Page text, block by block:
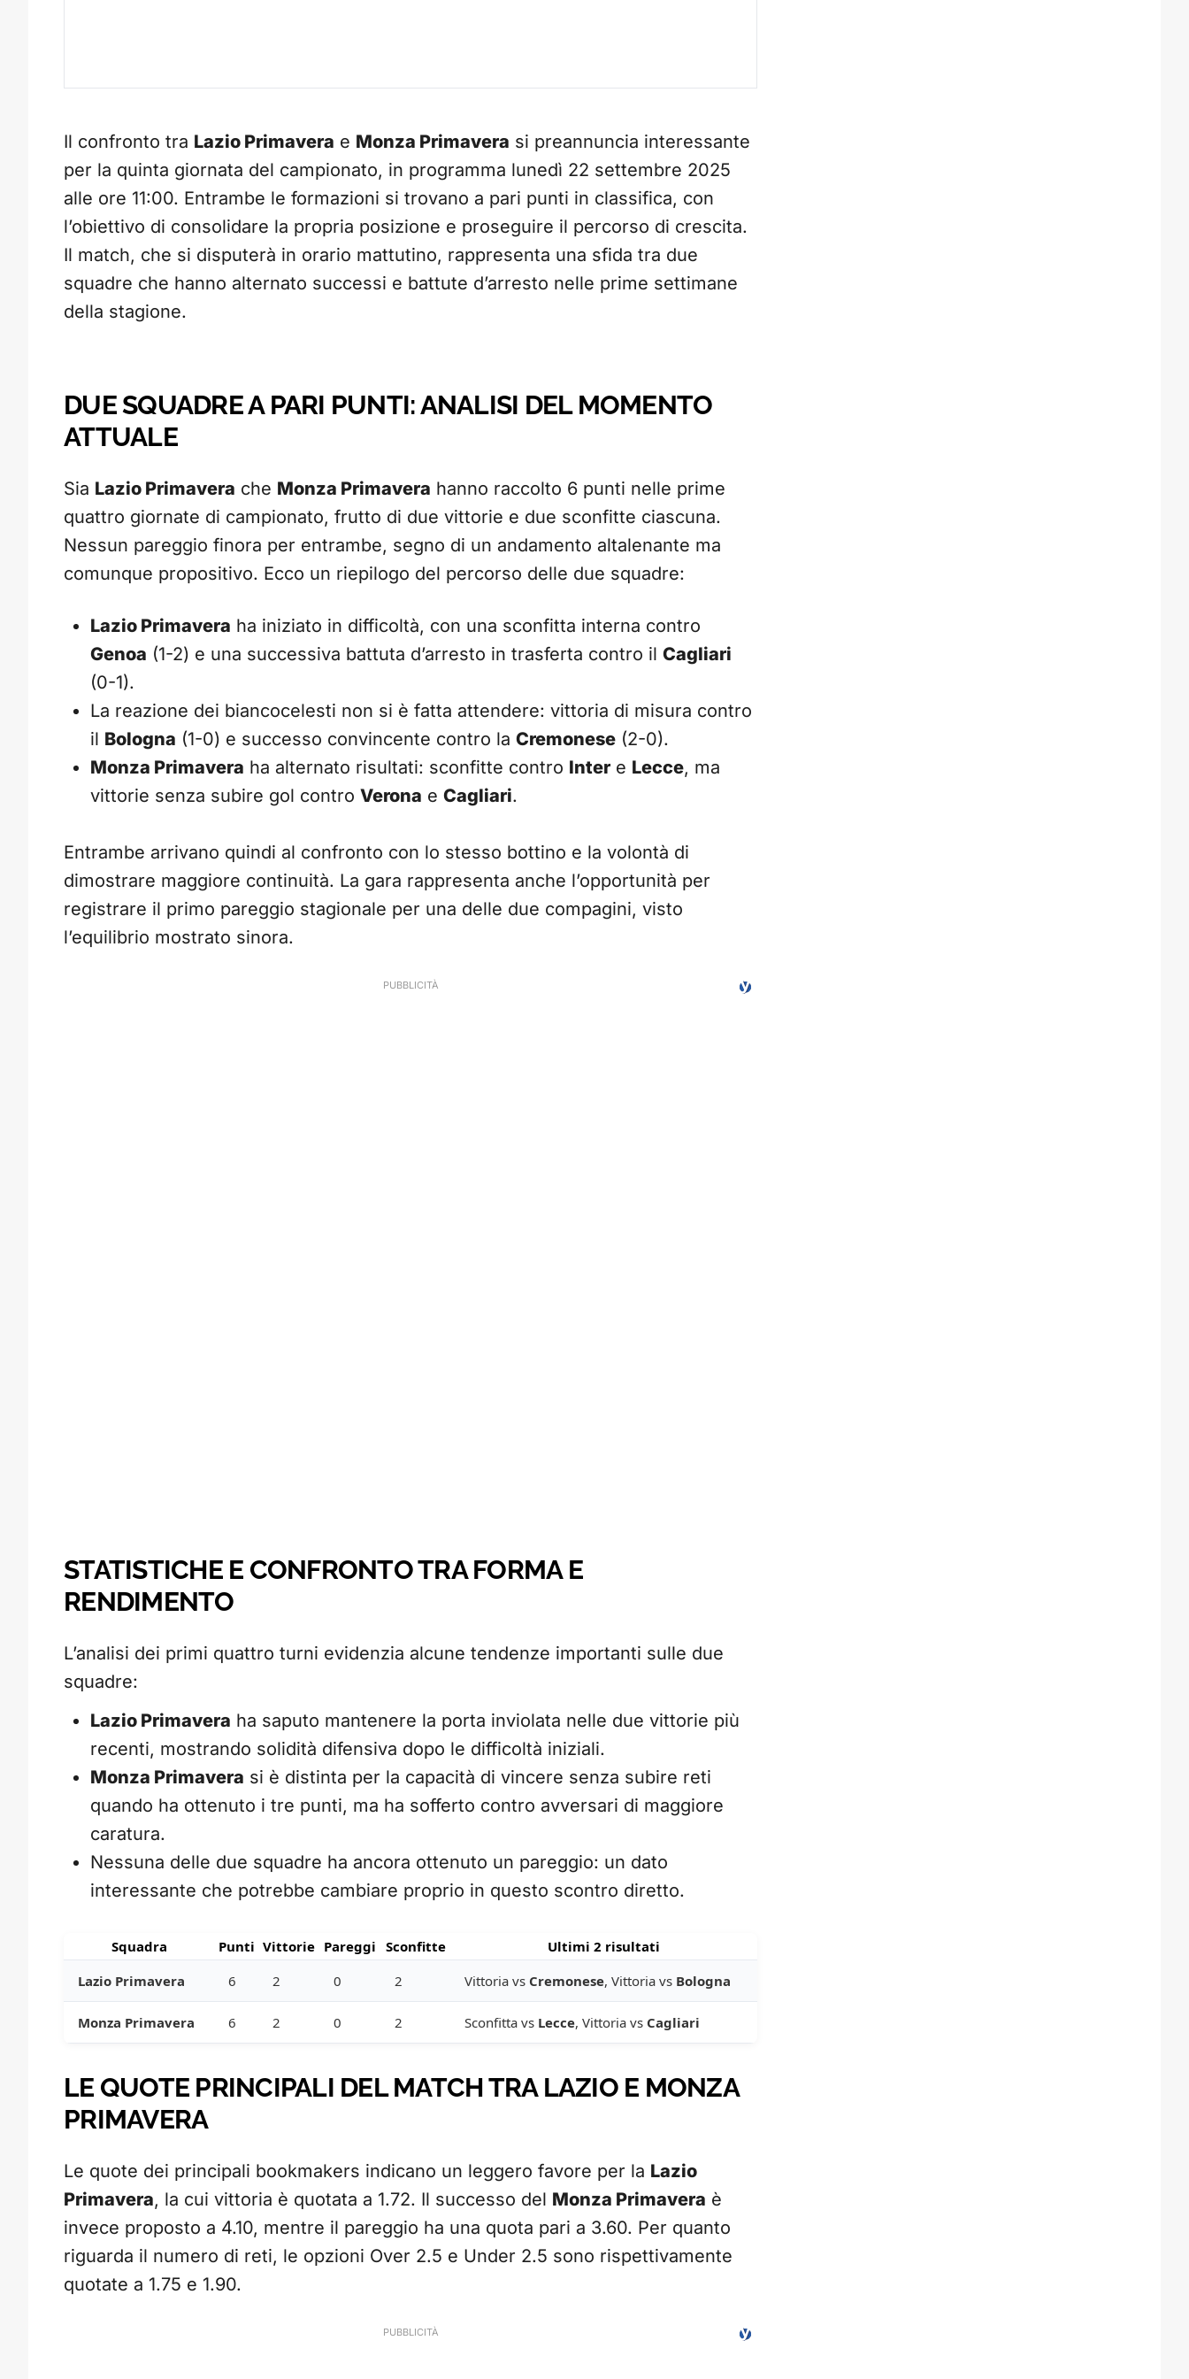
Il confronto tra Lazio Primavera e Monza Primavera si preannuncia interessante
per la quinta giornata del campionato, in programma lunedì 22 settembre 2025
alle ore 11:00. Entrambe le formazioni si trovano a pari punti in classifica, con
l’obiettivo di consolidare la propria posizione e proseguire il percorso di crescita.
Il match, che si disputerà in orario mattutino, rappresenta una sfida tra due
squadre che hanno alternato successi e battute d’arresto nelle prime settimane
della stagione.
DUE SQUADRE A PARI PUNTI: ANALISI DEL MOMENTO
ATTUALE
Sia Lazio Primavera che Monza Primavera hanno raccolto 6 punti nelle prime
quattro giornate di campionato, frutto di due vittorie e due sconfitte ciascuna.
Nessun pareggio finora per entrambe, segno di un andamento altalenante ma
comunque propositivo. Ecco un riepilogo del percorso delle due squadre:
Lazio Primavera ha iniziato in difficoltà, con una sconfitta interna contro
Genoa (1-2) e una successiva battuta d’arresto in trasferta contro il Cagliari
(0-1).
La reazione dei biancocelesti non si è fatta attendere: vittoria di misura contro
il Bologna (1-0) e successo convincente contro la Cremonese (2-0).
Monza Primavera ha alternato risultati: sconfitte contro Inter e Lecce, ma
vittorie senza subire gol contro Verona e Cagliari.
Entrambe arrivano quindi al confronto con lo stesso bottino e la volontà di
dimostrare maggiore continuità. La gara rappresenta anche l’opportunità per
registrare il primo pareggio stagionale per una delle due compagini, visto
l’equilibrio mostrato sinora.
STATISTICHE E CONFRONTO TRA FORMA E
RENDIMENTO
L’analisi dei primi quattro turni evidenzia alcune tendenze importanti sulle due
squadre:
Lazio Primavera ha saputo mantenere la porta inviolata nelle due vittorie più
recenti, mostrando solidità difensiva dopo le difficoltà iniziali.
Monza Primavera si è distinta per la capacità di vincere senza subire reti
quando ha ottenuto i tre punti, ma ha sofferto contro avversari di maggiore
caratura.
Nessuna delle due squadre ha ancora ottenuto un pareggio: un dato
interessante che potrebbe cambiare proprio in questo scontro diretto.
Squadra Punti Vittorie Pareggi Sconfitte
Ultimi 2 risultati
Lazio Primavera
6 2 0 2 Vittoria vs Cremonese, Vittoria vs Bologna
Monza Primavera 6 2 0 2 Sconfitta vs Lecce, Vittoria vs Cagliari
LE QUOTE PRINCIPALI DEL MATCH TRA LAZIO E MONZA
PRIMAVERA
Le quote dei principali bookmakers indicano un leggero favore per la Lazio
Primavera, la cui vittoria è quotata a 1.72. Il successo del Monza Primavera è
invece proposto a 4.10, mentre il pareggio ha una quota pari a 3.60. Per quanto
riguarda il numero di reti, le opzioni Over 2.5 e Under 2.5 sono rispettivamente
quotate a 1.75 e 1.90.